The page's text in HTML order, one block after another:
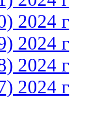
2024 г
2024 г
2024 г
2024 г